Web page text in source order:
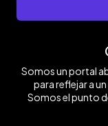
Somos un portal
para reflejar a un
Somos el punto